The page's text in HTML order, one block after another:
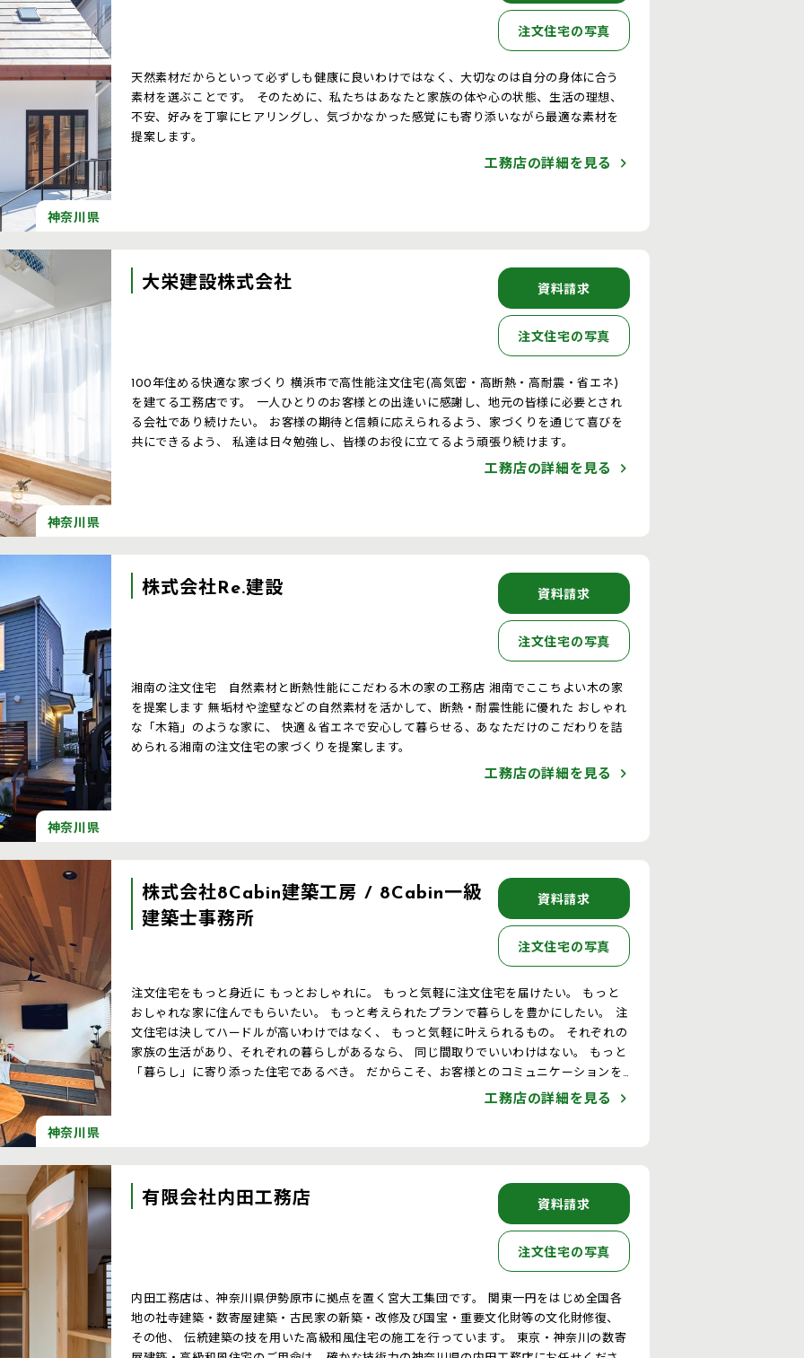
神奈川県
注文住宅の写真
天然素材だからといって必ずしも健康に良いわけではなく、大切なのは自分の身体に合う
素材を選ぶことです。 そのために、私たちはあなたと家族の体や心の状態、生活の理想、
不安、好みを丁寧にヒアリングし、気づかなかった感覚にも寄り添いながら最適な素材を
提案します。
工務店の詳細を見る
神奈川県
大栄建設株式会社 資料請求
注文住宅の写真
100年住める快適な家づくり 横浜市で高性能注文住宅(高気密・高断熱・高耐震・省エネ)
を建てる工務店です。 一人ひとりのお客様との出逢いに感謝し、地元の皆様に必要とされ
る会社であり続けたい。 お客様の期待と信頼に応えられるよう、家づくりを通じて喜びを
共にできるよう、 私達は日々勉強し、皆様のお役に立てるよう頑張り続けます。
工務店の詳細を見る
神奈川県
株式会社Re.建設 資料請求
注文住宅の写真
湘南の注文住宅 自然素材と断熱性能にこだわる木の家の工務店 湘南でここちよい木の家
を提案します 無垢材や塗壁などの自然素材を活かして、断熱・耐震性能に優れた おしゃれ
な「木箱」のような家に、 快適＆省エネで安心して暮らせる、あなただけのこだわりを詰
められる湘南の注文住宅の家づくりを提案します。
工務店の詳細を見る
神奈川県
株式会社8Cabin建築工房 / 8Cabin一級
建築士事務所
資料請求
注文住宅の写真
注文住宅をもっと身近に もっとおしゃれに。 もっと気軽に注文住宅を届けたい。 もっと
おしゃれな家に住んでもらいたい。 もっと考えられたプランで暮らしを豊かにしたい。 注
文住宅は決してハードルが高いわけではなく、 もっと気軽に叶えられるもの。 それぞれの
家族の生活があり、それぞれの暮らしがあるなら、 同じ間取りでいいわけはない。 もっと
「暮らし」に寄り添った住宅であるべき。 だからこそ、お客様とのコミュニケーションを
大切にして、 １邸１邸、丁寧にデザイン、プランをしていきます。
工務店の詳細を見る
有限会社内田工務店 資料請求
注文住宅の写真
内田工務店は、神奈川県伊勢原市に拠点を置く宮大工集団です。 関東一円をはじめ全国各
地の社寺建築・数寄屋建築・古民家の新築・改修及び国宝・重要文化財等の文化財修復、
その他、 伝統建築の技を用いた高級和風住宅の施工を行っています。 東京・神奈川の数寄